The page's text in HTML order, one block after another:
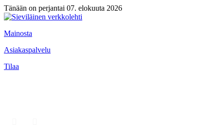
Tänään on perjantai 07. elokuuta 2026
Mainosta
Asiakaspalvelu
Tilaa